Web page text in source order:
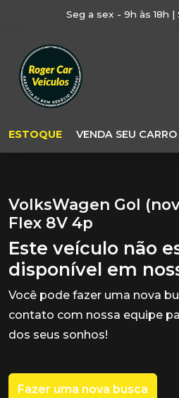
Seg a sex - 9h às 18h |
ESTOQUE VENDA SEU CARRO
VolksWagen Gol
Flex 8V 4p
Este veículo não
disponível em
Você pode fazer uma nova
contato com nossa equipe
dos seus sonhos!
Fazer uma nova busca